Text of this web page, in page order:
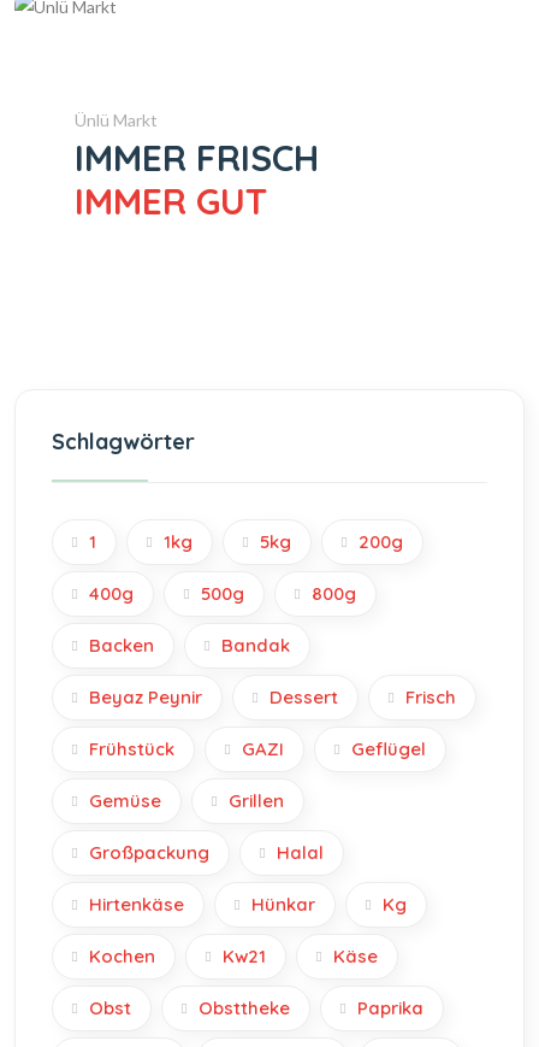
Ünlü Markt
IMMER FRISCH
IMMER GUT
Schlagwörter
1 1kg 5kg 200g
400g 500g 800g
Backen Bandak
Beyaz Peynir Dessert Frisch
Frühstück GAZI Geflügel
Gemüse Grillen
Großpackung Halal
Hirtenkäse Hünkar Kg
Kochen Kw21 Käse
Obst Obsttheke Paprika